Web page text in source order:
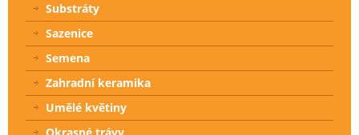
Substráty
Sazenice
Semena
Zahradní keramika
Umělé květiny